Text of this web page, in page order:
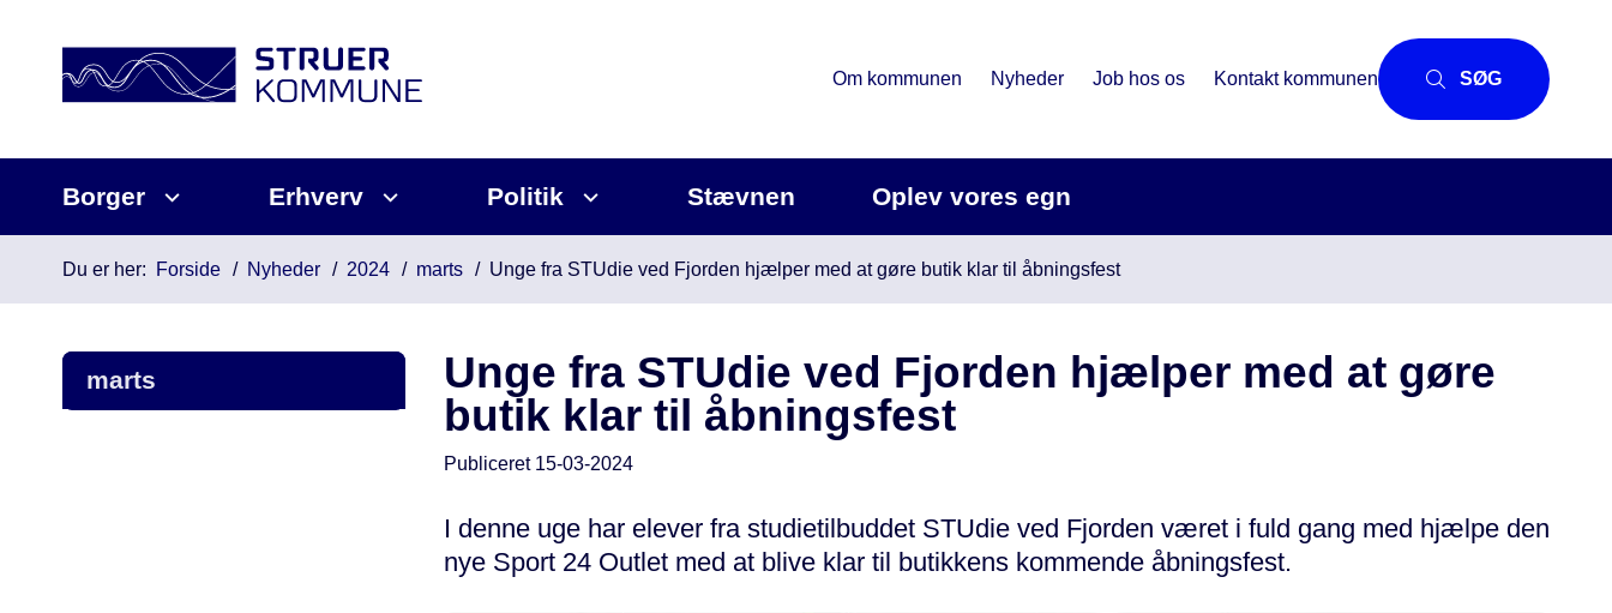
Om kommunen Nyheder Job hos os Kontakt kommunen SØG
Borger Erhverv Politik Stævnen Oplev vores egn
Du er her: Forside Nyheder 2024 marts Unge fra STUdie ved Fjorden hjælper med at gøre butik klar til åbningsfest
marts
Unge fra STUdie ved Fjorden hjælper med at gøre
butik klar til åbningsfest
Publiceret 15-03-2024
I denne uge har elever fra studietilbuddet STUdie ved Fjorden været i fuld gang med hjælpe den
nye Sport 24 Outlet med at blive klar til butikkens kommende åbningsfest.